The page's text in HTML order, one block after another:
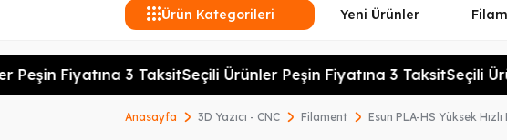
Ürün Kategorileri Yeni Ürünler
Fiyatına 3 TaksitSeçili Ürünler Peşin Fiyatına 3 TaksitSeçili
Anasayfa 3D Yazıcı - CNC Filament Esun PLA-HS Yüksek